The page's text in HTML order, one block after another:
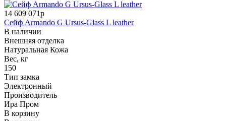
14 609 071р
Сейф Armando G Ursus-Glass L leather
В наличии
Внешняя отделка
Натуральная Кожа
Вес, кг
150
Тип замка
Электронный
Производитель
Ира Пром
В корзину